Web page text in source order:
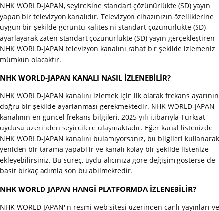
NHK WORLD-JAPAN, seyircisine standart çözünürlükte (SD) yayın
yapan bir televizyon kanalıdır. Televizyon cihazınızın özelliklerine
uygun bir şekilde görüntü kalitesini standart çözünürlükte (SD)
ayarlayarak zaten standart çözünürlükte (SD) yayın gerçekleştiren
NHK WORLD-JAPAN televizyon kanalını rahat bir şekilde izlemeniz
mümkün olacaktır.
NHK WORLD-JAPAN KANALI NASIL İZLENEBİLİR?
NHK WORLD-JAPAN kanalını izlemek için ilk olarak frekans ayarının
doğru bir şekilde ayarlanması gerekmektedir. NHK WORLD-JAPAN
kanalının en güncel frekans bilgileri, 2025 yılı itibarıyla Türksat
uydusu üzerinden seyircilere ulaşmaktadır. Eğer kanal listenizde
NHK WORLD-JAPAN kanalını bulamıyorsanız, bu bilgileri kullanarak
yeniden bir tarama yapabilir ve kanalı kolay bir şekilde listenize
ekleyebilirsiniz. Bu süreç, uydu alıcınıza göre değişim gösterse de
basit birkaç adımla son bulabilmektedir.
NHK WORLD-JAPAN HANGİ PLATFORMDA İZLENEBİLİR?
NHK WORLD-JAPAN'ın resmi web sitesi üzerinden canlı yayınları ve